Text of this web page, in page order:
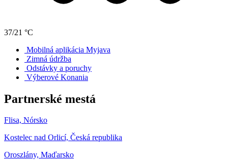
37/21 °C
Mobilná aplikácia Myjava
Zimná údržba
Odstávky a poruchy
Výberové Konania
Partnerské mestá
Flisa, Nórsko
Kostelec nad Orlicí, Česká republika
Oroszlány, Maďarsko